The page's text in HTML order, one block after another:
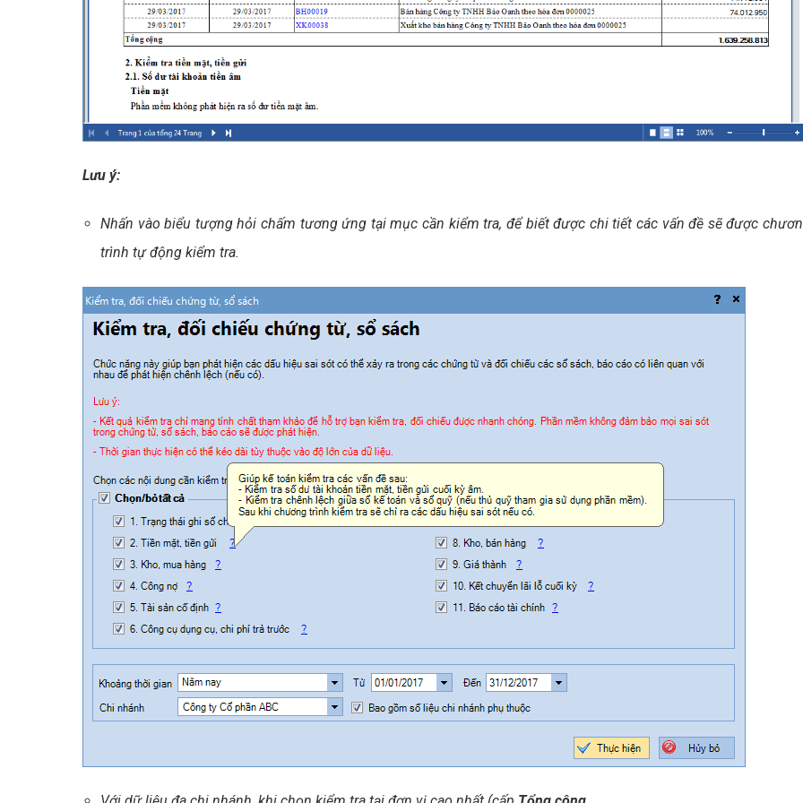
Lưu ý:
Nhấn vào biểu tượng hỏi chấm tương ứng tại mục cần kiểm tra, để biết được chi tiết các vấn đề sẽ được
trình tự động kiểm tra.